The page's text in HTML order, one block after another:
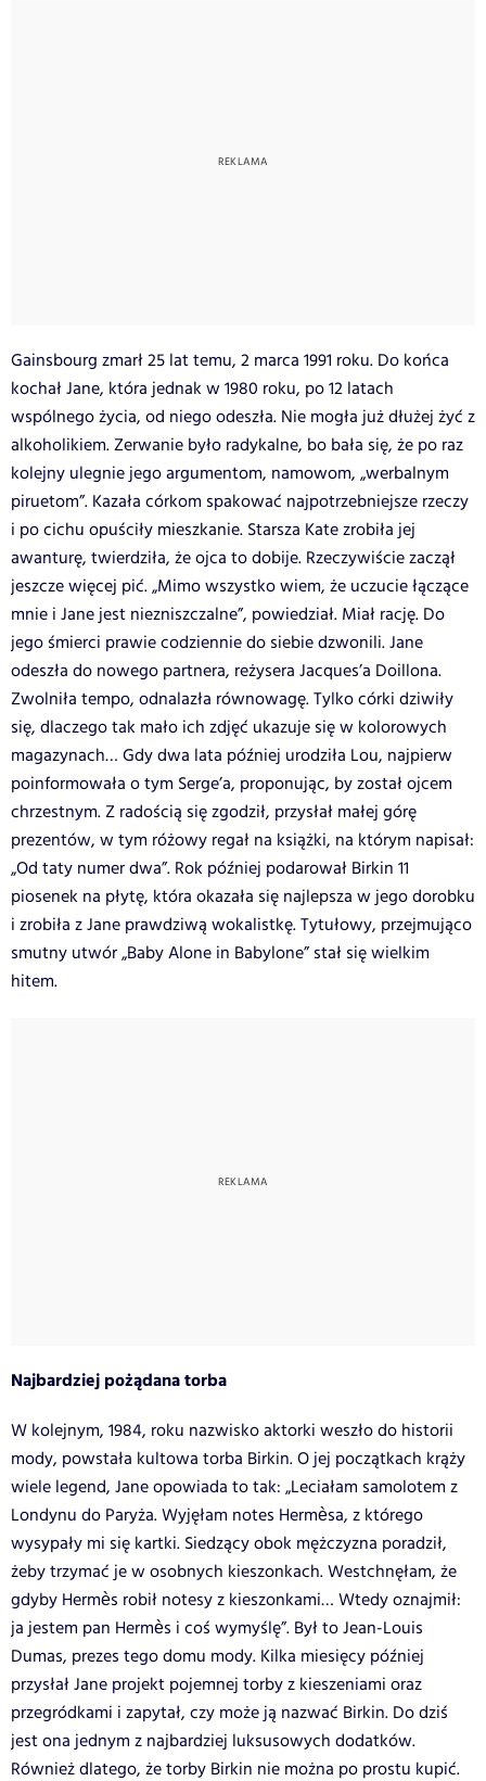
Gainsbourg zmarł 25 lat temu, 2 marca 1991 roku. Do końca
kochał Jane, która jednak w 1980 roku, po 12 latach
wspólnego życia, od niego odeszła. Nie mogła już dłużej żyć z
alkoholikiem. Zerwanie było radykalne, bo bała się, że po raz
kolejny ulegnie jego argumentom, namowom, „werbalnym
piruetom”. Kazała córkom spakować najpotrzebniejsze rzeczy
i po cichu opuściły mieszkanie. Starsza Kate zrobiła jej
awanturę, twierdziła, że ojca to dobije. Rzeczywiście zaczął
jeszcze więcej pić. „Mimo wszystko wiem, że uczucie łączące
mnie i Jane jest niezniszczalne”, powiedział. Miał rację. Do
jego śmierci prawie codziennie do siebie dzwonili. Jane
odeszła do nowego partnera, reżysera Jacques’a Doillona.
Zwolniła tempo, odnalazła równowagę. Tylko córki dziwiły
się, dlaczego tak mało ich zdjęć ukazuje się w kolorowych
magazynach… Gdy dwa lata później urodziła Lou, najpierw
poinformowała o tym Serge’a, proponując, by został ojcem
chrzestnym. Z radością się zgodził, przysłał małej górę
prezentów, w tym różowy regał na książki, na którym napisał:
„Od taty numer dwa”. Rok później podarował Birkin 11
piosenek na płytę, która okazała się najlepsza w jego dorobku
i zrobiła z Jane prawdziwą wokalistkę. Tytułowy, przejmująco
smutny utwór „Baby Alone in Babylone” stał się wielkim
hitem.
Najbardziej pożądana torba
W kolejnym, 1984, roku nazwisko aktorki weszło do historii
mody, powstała kultowa torba Birkin. O jej początkach krąży
wiele legend, Jane opowiada to tak: „Leciałam samolotem z
Londynu do Paryża. Wyjęłam notes Hermèsa, z którego
wysypały mi się kartki. Siedzący obok mężczyzna poradził,
żeby trzymać je w osobnych kieszonkach. Westchnęłam, że
gdyby Hermès robił notesy z kieszonkami… Wtedy oznajmił:
ja jestem pan Hermès i coś wymyślę”. Był to Jean-Louis
Dumas, prezes tego domu mody. Kilka miesięcy później
przysłał Jane projekt pojemnej torby z kieszeniami oraz
przegródkami i zapytał, czy może ją nazwać Birkin. Do dziś
jest ona jednym z najbardziej luksusowych dodatków.
Również dlatego, że torby Birkin nie można po prostu kupić.